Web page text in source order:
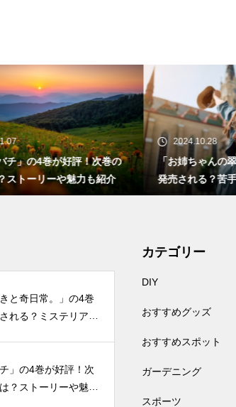
！次巻の
も紹介
2024.10.28
「お姉ちゃんの翠くん」の7巻は
発売される？苦手だった相手との
い初恋
きと奇日常。」の4巻
れる？ミステリアス
チ」の4巻が好評！次
？ストーリーや魅力
カテゴリー
DIY
おすすめグッズ
おすすめスポット
ガーデニング
スポーツ